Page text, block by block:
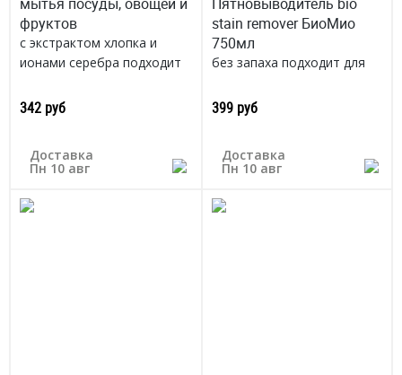
фруктов
с экстрактом хлопка и
ионами серебра подходит
Россия
342 руб
Доставка
Пн 10 авг
stain remover БиоМио
750мл
без запаха подходит для
Россия
399 руб
Доставка
Пн 10 авг